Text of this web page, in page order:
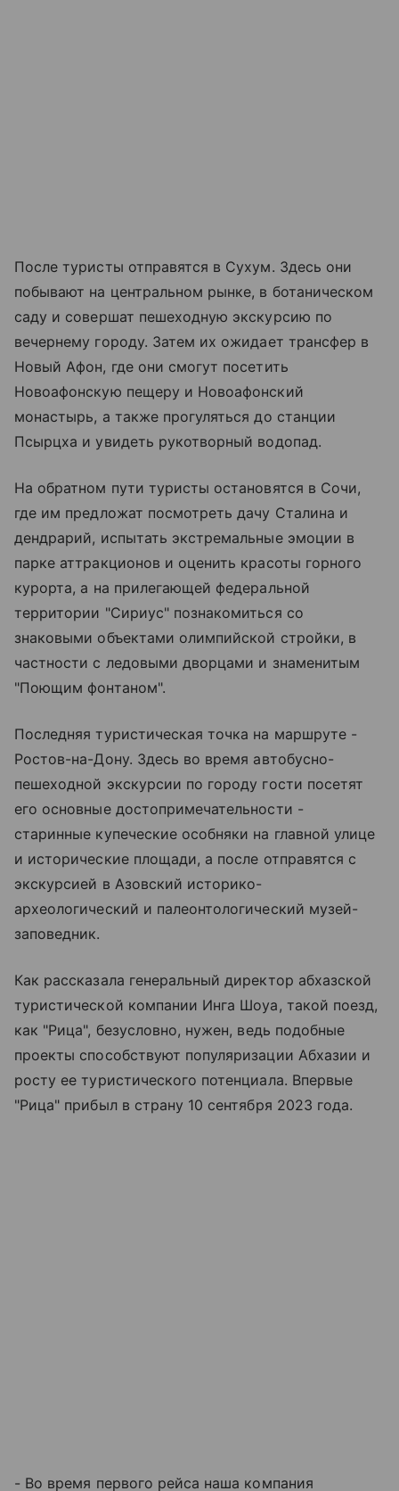
После туристы отправятся в Сухум. Здесь они
побывают на центральном рынке, в ботаническом
саду и совершат пешеходную экскурсию по
вечернему городу. Затем их ожидает трансфер в
Новый Афон, где они смогут посетить
Новоафонскую пещеру и Новоафонский
монастырь, а также прогуляться до станции
Псырцха и увидеть рукотворный водопад.
На обратном пути туристы остановятся в Сочи,
где им предложат посмотреть дачу Сталина и
дендрарий, испытать экстремальные эмоции в
парке аттракционов и оценить красоты горного
курорта, а на прилегающей федеральной
территории "Сириус" познакомиться со
знаковыми объектами олимпийской стройки, в
частности с ледовыми дворцами и знаменитым
"Поющим фонтаном".
Последняя туристическая точка на маршруте -
Ростов-на-Дону. Здесь во время автобусно-
пешеходной экскурсии по городу гости посетят
его основные достопримечательности -
старинные купеческие особняки на главной улице
и исторические площади, а после отправятся с
экскурсией в Азовский историко-
археологический и палеонтологический музей-
заповедник.
Как рассказала генеральный директор абхазской
туристической компании Инга Шоуа, такой поезд,
как "Рица", безусловно, нужен, ведь подобные
проекты способствуют популяризации Абхазии и
росту ее туристического потенциала. Впервые
"Рица" прибыл в страну 10 сентября 2023 года.
- Во время первого рейса наша компания